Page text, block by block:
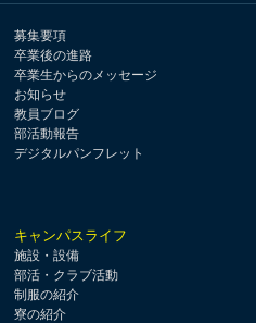
募集要項
卒業後の進路
卒業生からのメッセージ
お知らせ
教員ブログ
部活動報告
デジタルパンフレット
キャンパスライフ
施設・設備
部活・クラブ活動
制服の紹介
寮の紹介